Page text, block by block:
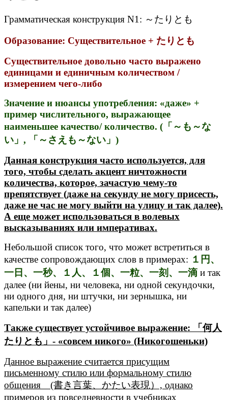
Грамматическая конструкция N1: ～たりとも
Образование: Существительное + たりとも
Существительное довольно часто выражено
единицами и единичным количеством /
измерением чего-либо
Значение и нюансы употребления: «даже» +
пример числительного, выражающее
наименьшее качество/ количество. (「～も～な
い」, 「～さえも～ない」)
Данная конструкция часто используется, для
того, чтобы сделать акцент ничтожности
количества, которое, зачастую чему-то
препятствует (даже на секунду не могу присесть,
даже не час не могу выйти на улицу и так далее).
А еще может использоваться в волевых
высказываниях или императивах.
Небольшой список того, что может встретиться в
качестве сопровождающих слов в примерах: １円、
一日、一秒、１人、１個、一粒、一刻、一滴 и так
далее (ни йены, ни человека, ни одной секундочки,
ни одного дня, ни штучки, ни зернышка, ни
капельки и так далее)
Также существует устойчивое выражение: 「何人
たりとも」- «совсем никого» (Никогошеньки)
Данное выражение считается присущим
письменному стилю или формальному стилю
общения (書き言葉、かたい表現）, однако
примеров из повседневности в учебниках